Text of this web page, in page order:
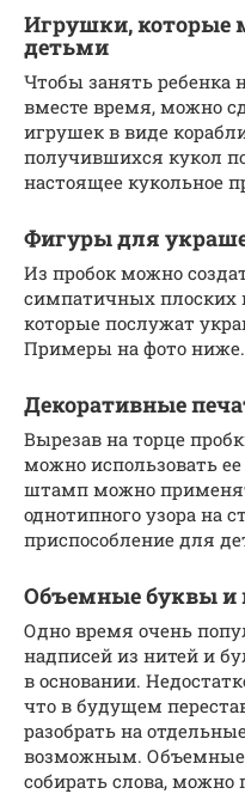
Игрушки, которые
детьми
Чтобы занять ребенка
вместе время, можно
игрушек в виде
получившихся кукол
настоящее кукольное
Фигуры для
Из пробок можно
симпатичных плоских
которые послужат
Примеры на фото ниже.
Декоративные
Вырезав на торце
можно использовать
штамп можно
однотипного узора на
приспособление для
Объемные буквы и
Одно время очень
надписей из нитей и
в основании.
что в будущем
разобрать на
возможным. Объемные
собирать слова, можно